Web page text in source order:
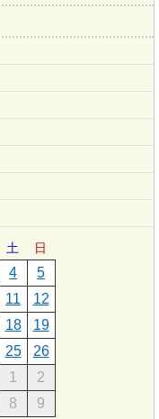
土 日
4
5
11
12
18
19
25
26
1
2
8 9